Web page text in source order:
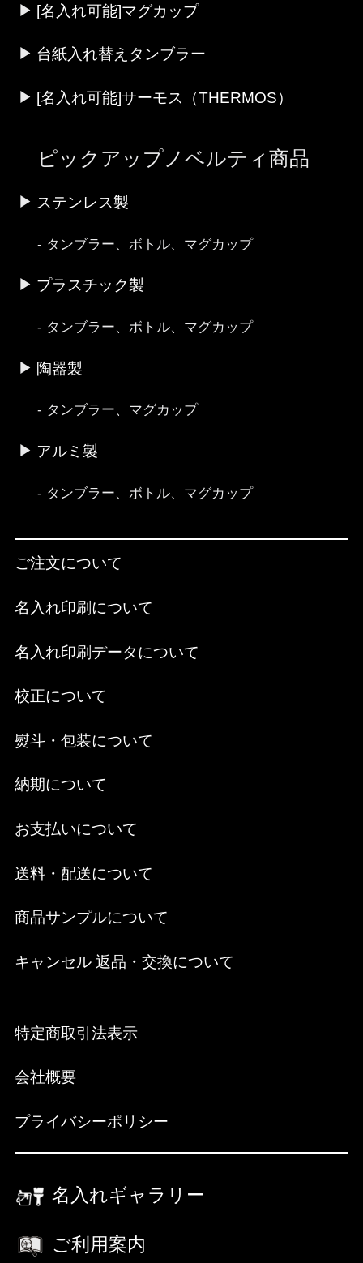
[名入れ可能]マグカップ
台紙入れ替えタンブラー
[名入れ可能]サーモス（THERMOS）
ピックアップノベルティ商品
ステンレス製
タンブラー、ボトル、マグカップ
プラスチック製
タンブラー、ボトル、マグカップ
陶器製
タンブラー、マグカップ
アルミ製
タンブラー、ボトル、マグカップ
ご注文について
名入れ印刷について
名入れ印刷データについて
校正について
熨斗・包装について
納期について
お支払いについて
送料・配送について
商品サンプルについて
キャンセル 返品・交換について
特定商取引法表示
会社概要
プライバシーポリシー
名入れギャラリー
ご利用案内